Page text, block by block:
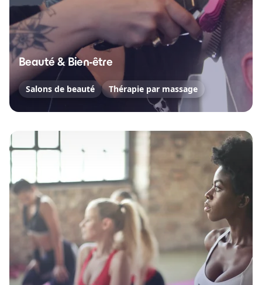
Beauté & Bien-être
Salons de beauté Thérapie par massage